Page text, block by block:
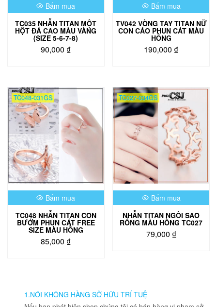
Bấm mua
TC035 NHẪN TITAN MỘT
HỘT ĐÁ CAO MÀU VÀNG
(SIZE 5-6-7-8)
90,000 ₫
có
nhiều
biến
thể.
Các
tùy
chọn
có
thể
được
chọn
trên
sản
phẩm
Bấm mua
TV042 VÒNG TAY TITAN NỮ
CON CÁO PHUN CÁT MÀU
HỒNG
190,000 ₫
TC048-031GS
Bấm mua
TC048 NHẪN TITAN CON
BƯỚM PHUN CÁT FREE
SIZE MÀU HỒNG
85,000 ₫
TC027-034GS
Bấm mua
NHẪN TITAN NGÔI SAO
RỔNG MÀU HỒNG TC027
79,000 ₫
1.NÓI KHÔNG HÀNG SỠ HỮU TRÍ TUỆ